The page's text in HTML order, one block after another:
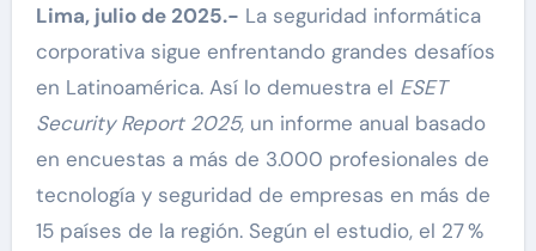
Lima, julio de 2025.- La seguridad informática
corporativa sigue enfrentando grandes desafíos
en Latinoamérica. Así lo demuestra el ESET
Security Report 2025, un informe anual basado
en encuestas a más de 3.000 profesionales de
tecnología y seguridad de empresas en más de
15 países de la región. Según el estudio, el 27 %